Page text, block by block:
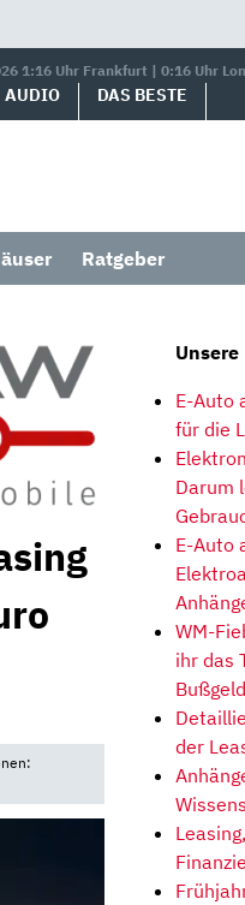
1:16 Uhr Frankfurt | 0:16 Uhr
AUDIO DAS BESTE
Ratgeber
E-Auto
für die
Darum
E-Auto
WM-
ihr das
Bußgeld
der